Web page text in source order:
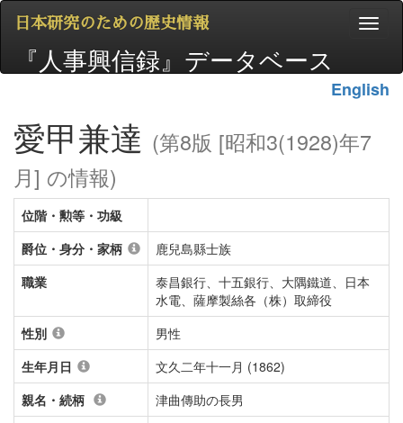
日本研究のための歴史情報
『人事興信録』データベース
English
愛甲兼達 (第8版 [昭和3(1928)年7
月] の情報)
位階・勲等・功級
爵位・身分・家柄
鹿兒島縣士族
職業
泰昌銀行、十五銀行、大隅鐵道、日本
水電、薩摩製絲各（株）取締役
性別
男性
生年月日
文久二年十一月 (1862)
親名・続柄
津曲傳助の長男